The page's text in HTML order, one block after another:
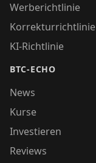
Werberichtlinie
Korrekturrichtlinie
KI-Richtlinie
BTC-ECHO
News
Kurse
Investieren
Reviews